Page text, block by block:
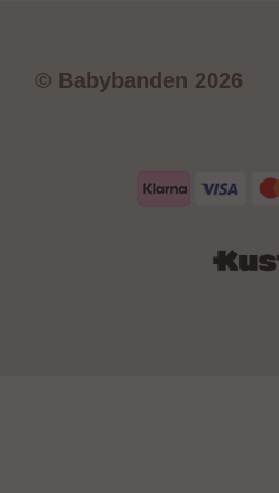
© Babybanden 2026